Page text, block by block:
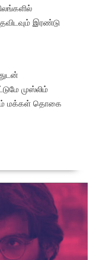
இரண்டு
முஸ்லிம்
மக்கள் தொகை